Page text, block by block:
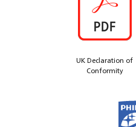
UK Declaration of
Conformity